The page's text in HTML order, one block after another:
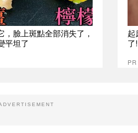
，臉上斑點全部消失了，
平坦了
起
了